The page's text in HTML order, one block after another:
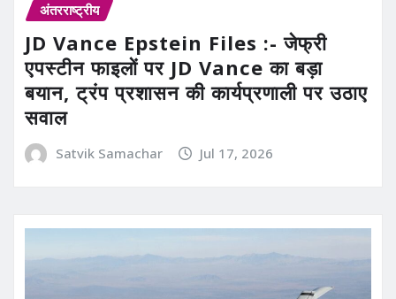
अंतरराष्ट्रीय
JD Vance Epstein Files :- जेफ्री
एपस्टीन फाइलों पर JD Vance का बड़ा
बयान, ट्रंप प्रशासन की कार्यप्रणाली पर उठाए
सवाल
Satvik Samachar Jul 17, 2026